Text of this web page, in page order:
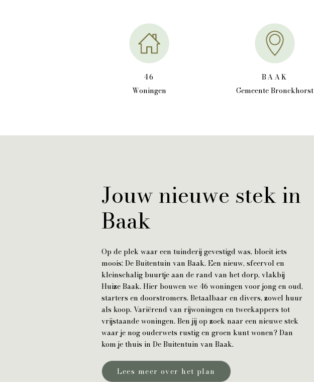
46
Woningen
BAAK
Gemeente Bronckhorst
Jouw nieuwe stek in
Baak
Op de plek waar een tuinderij gevestigd was, bloeit iets
moois: De Buitentuin van Baak. Een nieuw, sfeervol en
kleinschalig buurtje aan de rand van het dorp, vlakbij
Huize Baak. Hier bouwen we 46 woningen voor jong en oud,
starters en doorstromers. Betaalbaar en divers, zowel huur
als koop. Variërend van rijwoningen en tweekappers tot
vrijstaande woningen. Ben jij op zoek naar een nieuwe stek
waar je nog ouderwets rustig en groen kunt wonen? Dan
kom je thuis in De Buitentuin van Baak.
Lees meer over het plan